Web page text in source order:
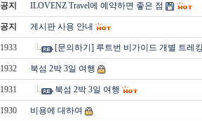
공지 ILOVENZ Travel에 예약하면 좋은 점
공지 게시판 사용 안내
1933 [문의하기] 루트번 비가이드 개별 트레
1932 북섬 2박 3일 여행
1931 북섬 2박 3일 여행
1930 비용에 대하여